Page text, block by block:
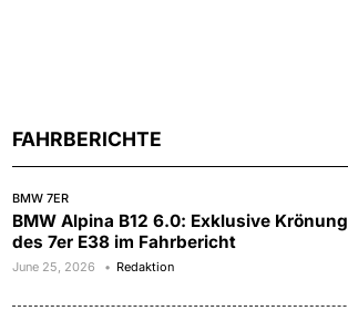
FAHRBERICHTE
BMW 7ER
BMW Alpina B12 6.0: Exklusive Krönung
des 7er E38 im Fahrbericht
June 25, 2026 Redaktion